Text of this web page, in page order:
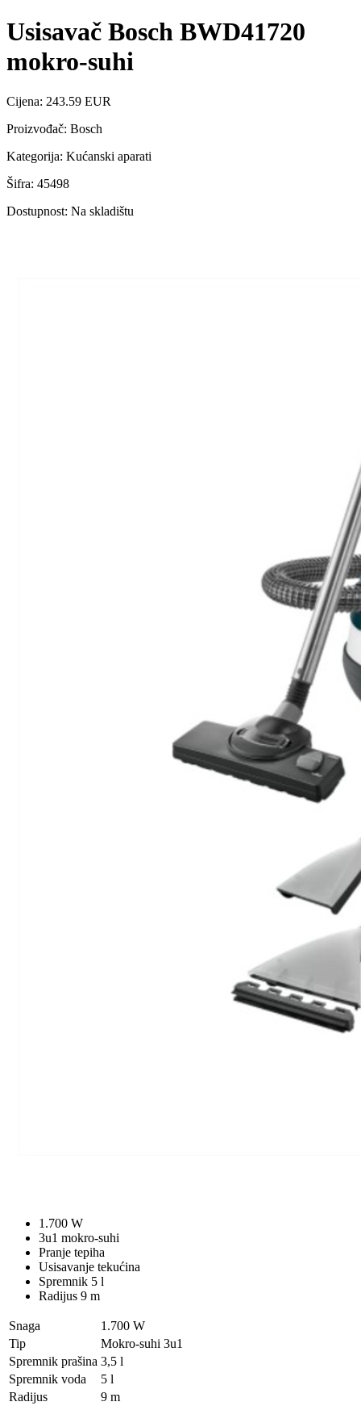
Usisavač Bosch BWD41720
mokro-suhi
Cijena: 243.59 EUR
Proizvođač: Bosch
Kategorija: Kućanski aparati
Šifra: 45498
Dostupnost: Na skladištu
1.700 W
3u1 mokro-suhi
Pranje tepiha
Usisavanje tekućina
Spremnik 5 l
Radijus 9 m
Snaga
1.700 W
Tip
Mokro-suhi 3u1
Spremnik prašina 3,5 l
Spremnik voda
5 l
Radijus
9 m